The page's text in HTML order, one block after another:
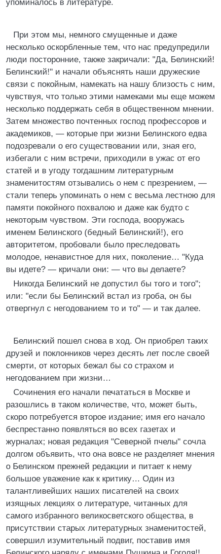
упоминалось в литературе.
При этом мы, немного смущенные и даже
несколько оскорбленные тем, что нас предупредили
люди посторонние, также закричали: "Да, Белинский!
Белинский!" и начали объяснять наши дружеские
связи с покойным, намекать на нашу близость с ним,
чувствуя, что только этими намеками мы еще можем
несколько поддержать себя в общественном мнении.
Затем множество почтенных господ профессоров и
академиков, — которые при жизни Белинского едва
подозревали о его существовании или, зная его,
избегали с ним встречи, приходили в ужас от его
статей и в угоду тогдашним литературным
знаменитостям отзывались о нем с презрением, —
стали теперь упоминать о нем с весьма лестною для
памяти покойного похвалою и даже как будто с
некоторым чувством. Эти господа, вооружась
именем Белинского (бедный Белинский!), его
авторитетом, пробовали было преследовать
молодое, ненавистное для них, поколение… "Куда
вы идете? — кричали они: — что вы делаете?
Никогда Белинский не допустил бы того и того";
или: "если бы Белинский встал из гроба, он бы
отвергнул с негодованием то и то" — и так далее.
Белинский пошел снова в ход. Он приобрел таких
друзей и поклонников через десять лет после своей
смерти, от которых бежал бы со страхом и
негодованием при жизни…
Сочинения его начали печататься в Москве и
разошлись в таком количестве, что, может быть,
скоро потребуется второе издание; имя его начало
беспрестанно появляться во всех газетах и
журналах; новая редакция "Северной пчелы" сочла
долгом объявить, что она вовсе не разделяет мнения
о Белинском прежней редакции и питает к нему
большое уважение как к критику… Один из
талантливейших наших писателей на своих
изящных лекциях о литературе, читанных для
самого избранного великосветского общества, в
присутствии старых литературных знаменитостей,
совершил изумительный подвиг, поставив имя